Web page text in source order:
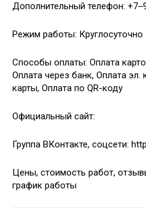
Дополнительный телефон:
Режим работы: Круглосуточно
Способы оплаты: Оплата
Оплата через банк, Оплата
карты, Оплата по QR-коду
Официальный сайт:
Группа ВКонтакте, соцсети:
Цены, стоимость работ,
график работы